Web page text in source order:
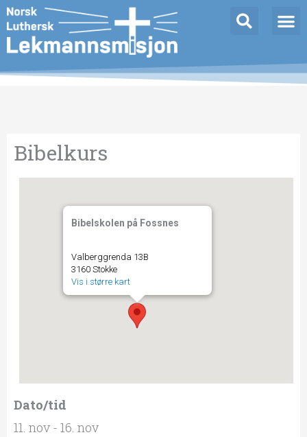
Hopp
rett
til
innholdet
Bibelkurs
Bibelskolen på Fossnes
Valberggrenda 13B
3160 Stokke
Vis i større kart
Dato/tid
11. nov - 16. nov